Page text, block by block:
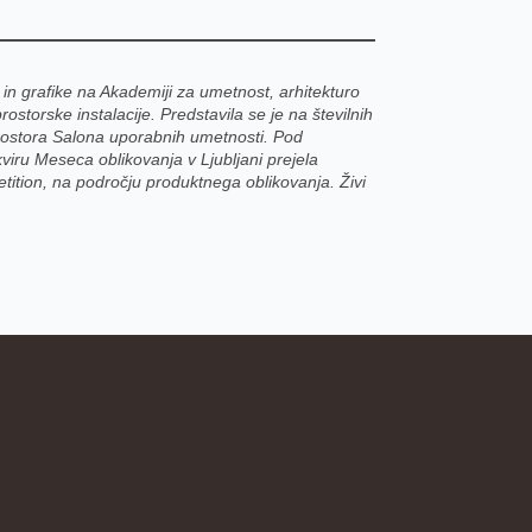
grafike na Akademiji za umetnost, arhitekturo
instalacije. Predstavila se je na številnih
Salona uporabnih umetnosti. Pod
Meseca oblikovanja v Ljubljani prejela
na področju produktnega oblikovanja. Živi